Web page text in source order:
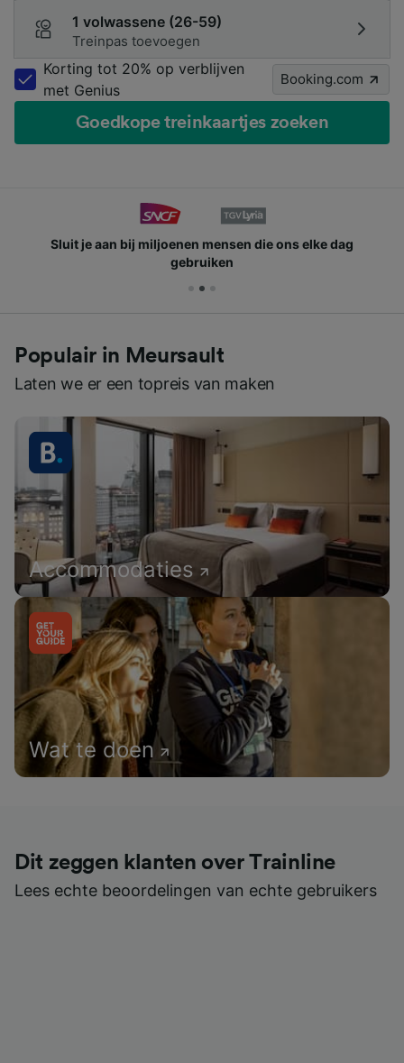
1 volwassene (26-59)
Treinpas toevoegen
Korting tot 20% op verblijven
met Genius
Booking.com
Goedkope treinkaartjes zoeken
Sluit je aan bij miljoenen mensen die ons elke dag
gebruiken
Populair in Meursault
Laten we er een topreis van maken
Accommodaties
Wat te doen
Dit zeggen klanten over Trainline
Lees echte beoordelingen van echte gebruikers